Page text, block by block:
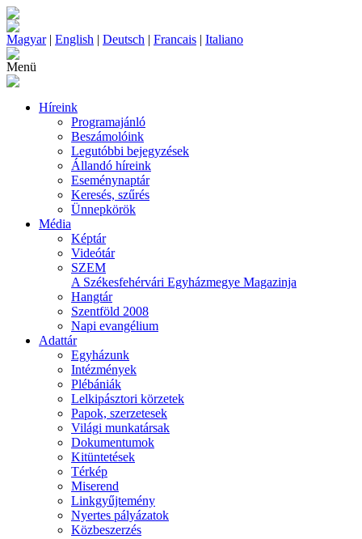
Magyar| English | Deutsch | Francais | Italiano
Menü
Híreink
Programajánló
Beszámolóink
Legutóbbi bejegyzések
Állandó híreink
Eseménynaptár
Keresés, szűrés
Ünnepkörök
Média
Képtár
Videótár
SZEM
A Székesfehérvári Egyházmegye Magazinja
Hangtár
Szentföld 2008
Napi evangélium
Adattár
Egyházunk
Intézmények
Plébániák
Lelkipásztori körzetek
Papok, szerzetesek
Világi munkatársak
Dokumentumok
Kitüntetések
Térkép
Miserend
Linkgyűjtemény
Nyertes pályázatok
Közbeszerzés